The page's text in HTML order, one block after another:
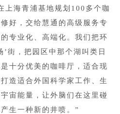
上海青浦基地规划100多个咖
好，交给慧通的高级服务专
专业化、高端化。我们把环
街，把园区中那个湖叫类日
十分优美的咖啡厅，适合现
造适合外国科学家工作、生
宙能量，让外脑们在这里碰
生一种新的井喷。”